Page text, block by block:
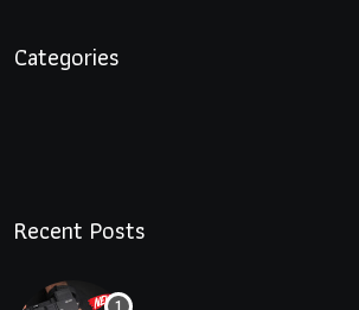
Categories
Recent Posts